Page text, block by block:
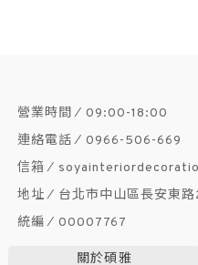
09:00-18:00
0966-506-669
00007767
台北市中山區長安東
關於碩雅